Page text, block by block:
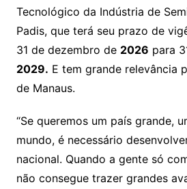
Tecnológico da Indústria de
Padis, que terá seu prazo de
31 de dezembro de 2026 para
2029. E tem grande relevância
de Manaus.
“Se queremos um país grande,
mundo, é necessário
nacional. Quando a gente só
não consegue trazer grandes